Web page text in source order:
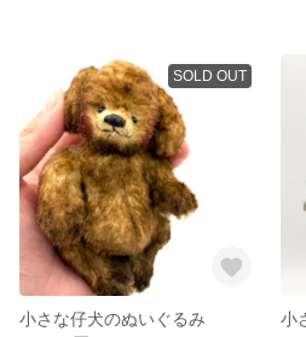
SOLD OUT
小さな仔犬のぬいぐるみ
小